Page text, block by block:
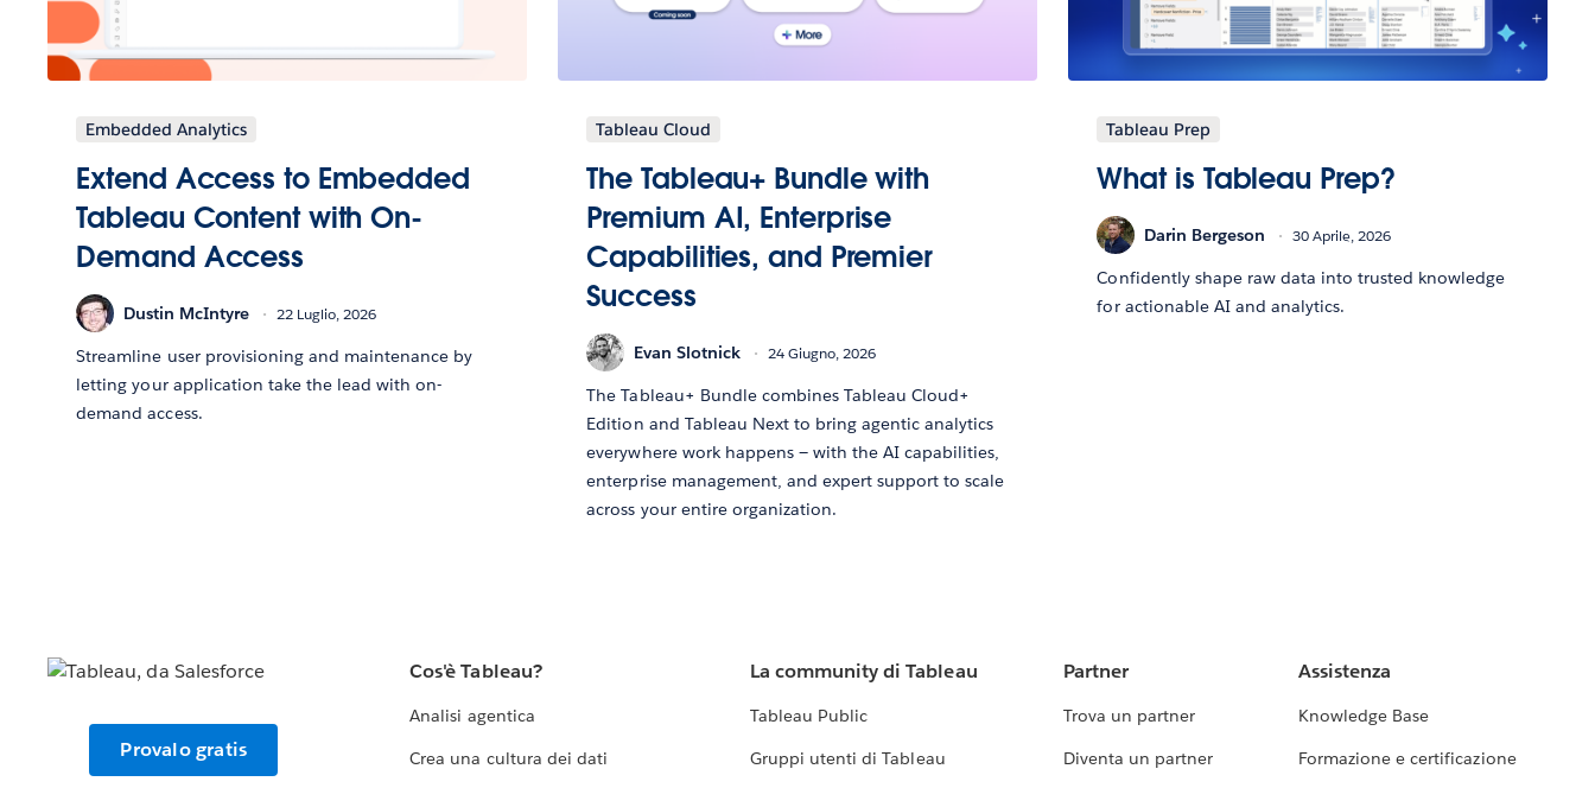
Embedded Analytics
Extend Access to Embedded
Tableau Content with On-
Demand Access
Dustin McIntyre 22 Luglio, 2026
Streamline user provisioning and maintenance by
letting your application take the lead with on-
demand access.
Tableau Cloud
The Tableau+ Bundle with
Premium AI, Enterprise
Capabilities, and Premier
Success
Evan Slotnick 24 Giugno, 2026
The Tableau+ Bundle combines Tableau Cloud+
Edition and Tableau Next to bring agentic analytics
everywhere work happens — with the AI capabilities,
enterprise management, and expert support to scale
across your entire organization.
Tableau Prep
What is Tableau Prep?
Darin Bergeson 30 Aprile, 2026
Confidently shape raw data into trusted knowledge
for actionable AI and analytics.
Provalo gratis
Cos'è Tableau?
Analisi agentica
Crea una cultura dei dati
La community di Tableau
Tableau Public
Gruppi utenti di Tableau
Partner
Trova un partner
Diventa un partner
Assistenza
Knowledge Base
Formazione e certificazione